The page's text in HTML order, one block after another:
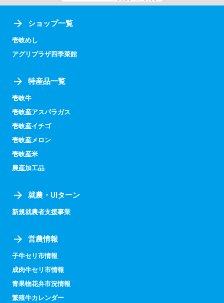
ショップ一覧
壱岐めし
アグリプラザ四季菜館
特産品一覧
壱岐牛
壱岐産アスパラガス
壱岐産イチゴ
壱岐産メロン
壱岐産米
農産加工品
就農・UIターン
新規就農者支援事業
営農情報
子牛セリ市情報
成肉牛セリ市情報
青果物花弁市況情報
繁殖牛カレンダー